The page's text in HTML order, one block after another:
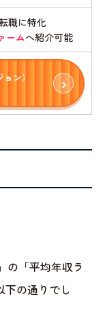
職に特化
ームへ紹介可能
ン）
の「平均年収ラ
下の通りでし